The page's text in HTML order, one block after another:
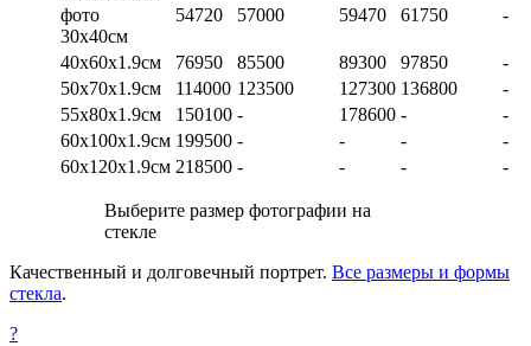
фото
30х40см
54720 57000 59470 61750 -
40х60х1.9см 76950 85500 89300 97850
-
50х70х1.9см
114000 123500 127300 136800
-
55х80х1.9см
150100 - 178600 -
-
60х100х1.9см 199500 - - -
-
60х120х1.9см 218500 - - - -
Выберите размер фотографии на
стекле
Качественный и долговечный портрет. Все размеры и формы
стекла.
?